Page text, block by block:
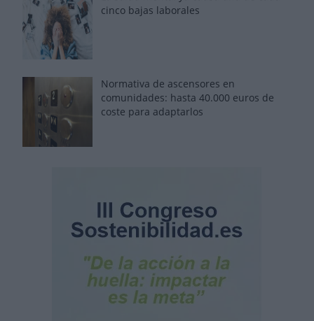
cinco bajas laborales
Normativa de ascensores en
comunidades: hasta 40.000 euros de
coste para adaptarlos